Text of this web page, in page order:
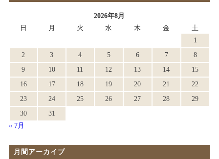
2026年8月
日
月 火 水 木 金
土
1
2
3 4 5 6 7
8
9
10 11 12 13 14
15
16
17 18 19 20 21
22
23
24 25 26 27 28
29
30
31
« 7月
月間アーカイブ